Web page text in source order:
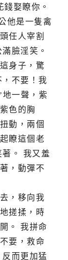
娶瞭你。
他是一隻禽
任人宰割
臉淫笑。
身子，驚
不要！我
一聲，紫
色的胸
動，兩個
瞭這個老
。 我又羞
，動彈不
，移向我
搓揉，時
。 我拼命
要，救命
而更加猛